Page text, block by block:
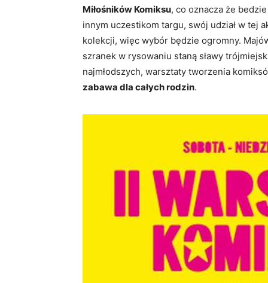
Miłośników Komiksu, co oznacza że
innym uczestikom targu, swój udział w tej
kolekcji, więc wybór będzie ogromny.
szranek w rysowaniu staną sławy
najmłodszych, warsztaty tworzenia
zabawa dla całych rodzin.